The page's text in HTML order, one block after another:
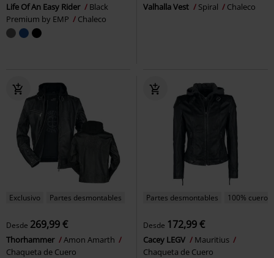
Life Of An Easy Rider
Black
Premium by EMP
Chaleco
Valhalla Vest Spiral Chaleco
Exclusivo Partes desmontables
Desde 269,99 €
Thorhammer
Amon Amarth
Chaqueta de Cuero
Partes desmontables 100% cuero
Desde 172,99 €
Cacey LEGV
Mauritius
Chaqueta de Cuero